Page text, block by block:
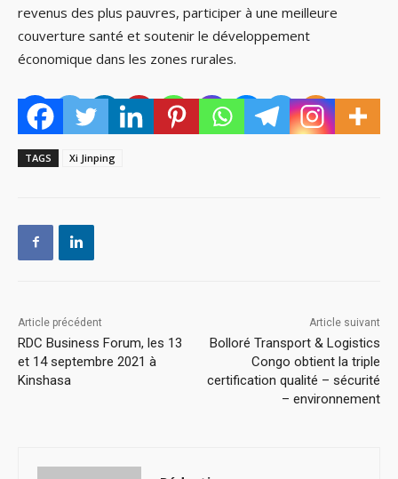
revenus des plus pauvres, participer à une meilleure
couverture santé et soutenir le développement
économique dans les zones rurales.
TAGS Xi Jinping
Article précédent
RDC Business Forum, les 13
et 14 septembre 2021 à
Kinshasa
Article suivant
Bolloré Transport & Logistics
Congo obtient la triple
certification qualité – sécurité
– environnement